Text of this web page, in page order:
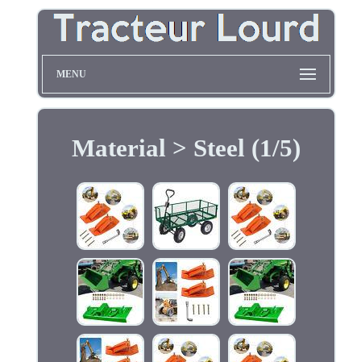
MENU
Material > Steel (1/5)